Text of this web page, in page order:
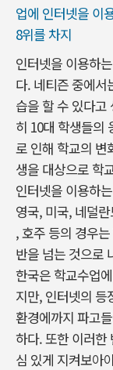
업에 인터넷을 이
8위를 차지
인터넷을 이용하
다. 네티즌 중에서
습을 할 수 있다고
히 10대 학생들의
로 인해 학교의 변
생을 대상으로 학
인터넷을 이용하
영국, 미국, 네덜
, 호주 등의 경우
반을 넘는 것으로
한국은 학교수업
지만, 인터넷의 등
환경에까지 파고
하다. 또한 이러한
심 있게 지켜보아